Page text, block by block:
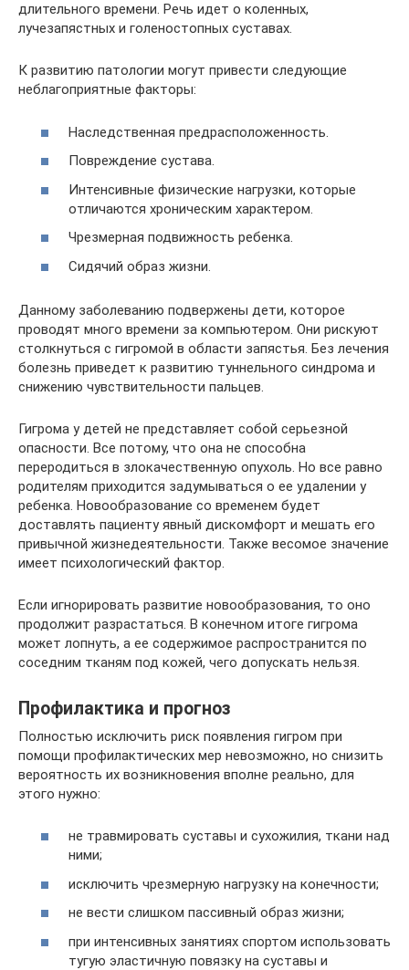
длительного времени. Речь идет о коленных,
лучезапястных и голеностопных суставах.
К развитию патологии могут привести следующие
неблагоприятные факторы:
Наследственная предрасположенность.
Повреждение сустава.
Интенсивные физические нагрузки, которые
отличаются хроническим характером.
Чрезмерная подвижность ребенка.
Сидячий образ жизни.
Данному заболеванию подвержены дети, которое
проводят много времени за компьютером. Они рискуют
столкнуться с гигромой в области запястья. Без лечения
болезнь приведет к развитию туннельного синдрома и
снижению чувствительности пальцев.
Гигрома у детей не представляет собой серьезной
опасности. Все потому, что она не способна
переродиться в злокачественную опухоль. Но все равно
родителям приходится задумываться о ее удалении у
ребенка. Новообразование со временем будет
доставлять пациенту явный дискомфорт и мешать его
привычной жизнедеятельности. Также весомое значение
имеет психологический фактор.
Если игнорировать развитие новообразования, то оно
продолжит разрастаться. В конечном итоге гигрома
может лопнуть, а ее содержимое распространится по
соседним тканям под кожей, чего допускать нельзя.
Профилактика и прогноз
Полностью исключить риск появления гигром при
помощи профилактических мер невозможно, но снизить
вероятность их возникновения вполне реально, для
этого нужно:
не травмировать суставы и сухожилия, ткани над
ними;
исключить чрезмерную нагрузку на конечности;
не вести слишком пассивный образ жизни;
при интенсивных занятиях спортом использовать
тугую эластичную повязку на суставы и